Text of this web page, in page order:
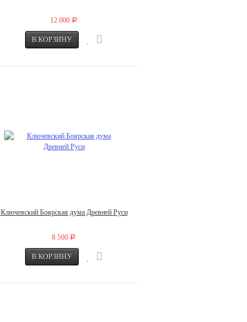
12 000 Р
Ключевский Боярская дума Древней Руси
8 500 Р